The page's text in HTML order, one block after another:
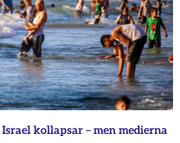
kollapsar – men medierna